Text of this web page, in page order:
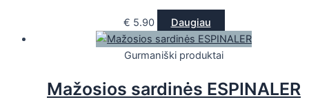
€ 5.90 Daugiau
Gurmaniški produktai
Mažosios sardinės ESPINALER